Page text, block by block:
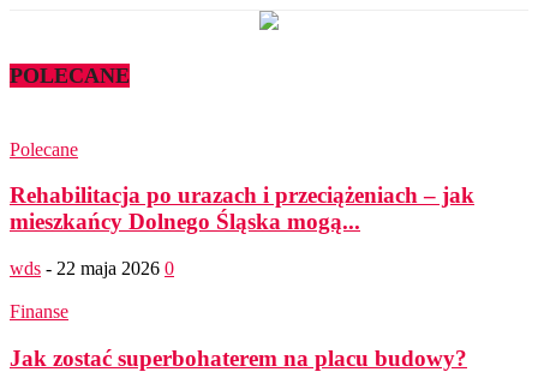
POLECANE
Polecane
Rehabilitacja po urazach i przeciążeniach – jak
mieszkańcy Dolnego Śląska mogą...
wds - 22 maja 2026 0
Finanse
Jak zostać superbohaterem na placu budowy?